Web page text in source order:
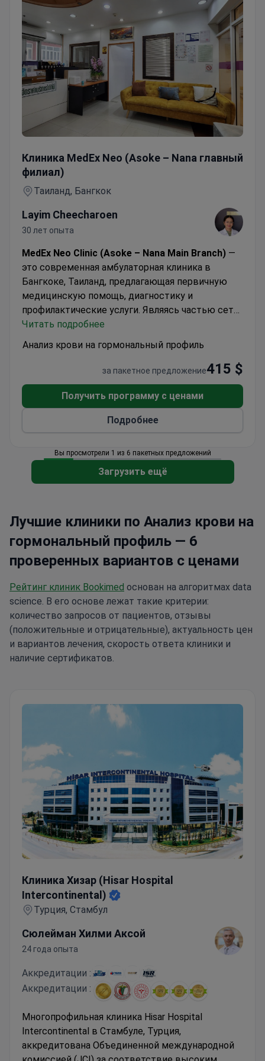
Клиника MedEx Neo (Asoke – Nana главный
филиал)
Таиланд, Бангкок
Layim Cheecharoen
30 лет опыта
MedEx Neo Clinic (Asoke – Nana Main Branch) —
это современная амбулаторная клиника в
Бангкоке, Таиланд, предлагающая первичную
медицинскую помощь, диагностику и
профилактические услуги. Являясь частью сети
MedEx, она сочетает очные визиты с
телемедициной и медицинской помощью на
дому. Клиника предоставляет такие услуги, как
лабораторные анализы, скрининг сексуального
профилактические обследования, принимая как
местных, так и международных пациентов с
акцентом на удобство, доступность и
Читать подробнее
Анализ крови на гормональный профиль
за пакетное предложение415 $
Получить программу с ценами
Подробнее
Вы просмотрели 1 из 6 пакетных предложений
Загрузить ещё
Лучшие клиники по Анализ крови на
гормональный профиль — 6
проверенных вариантов с ценами
Рейтинг клиник Bookimed основан на алгоритмах data
science. В его основе лежат такие критерии:
количество запросов от пациентов, отзывы
(положительные и отрицательные), актуальность цен
и вариантов лечения, скорость ответа клиники и
наличие сертификатов.
Клиника Хизар (Hisar Hospital
Intercontinental)
Турция, Стамбул
Сюлейман Хилми Аксой
24 года опыта
Аккредитации :
Аккредитации :
Многопрофильная клиника Hisar Hospital
Intercontinental в Стамбуле, Турция,
аккредитована Объединенной международной